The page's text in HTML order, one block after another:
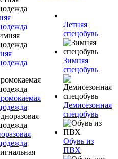
Летняя
спецобувь
Зимняя
спецобувь
Демисезонная
спецобувь
Обувь из
ПВХ